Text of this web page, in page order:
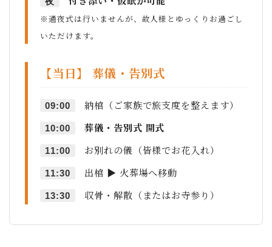
※通夜式は行いませんが、故人様とゆっくりお過ごし
いただけます。
【当日】 葬儀・告別式
09:00 納棺（ご家族で旅支度を整えます）
10:00 葬儀・告別式 開式
11:00 お別れの儀（皆様でお花入れ）
11:30 出棺 ▶ 火葬場へ移動
13:30 収骨・解散（またはお寺参り）